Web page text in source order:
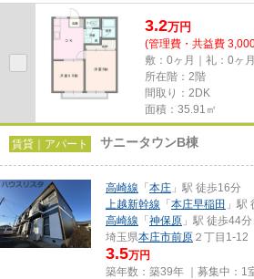
い、「しんでんハイツⅡ」です！...
3.2万円
(管理費・共益費
敷：0ヶ月｜礼：0ヶ月
所在階：2階
間取り：2DK
面積：35.91㎡
賃貸｜アパート サニータウンB棟
高崎線 「 本庄 」駅 徒歩16分
上越新幹線 「 本庄早稲田 」駅
高崎線 「 神保原 」駅 徒歩44分
埼玉県本庄市前原 ２丁目1-12
3.5万円
築年数：築39年 ｜募集中： 1